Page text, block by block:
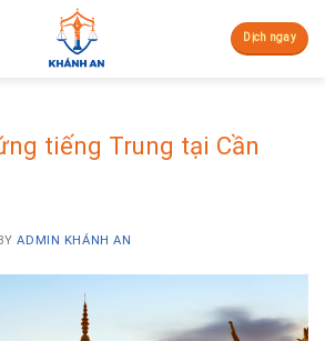
Dịch ngay
tiếng Trung tại Cần
ADMIN KHÁNH AN